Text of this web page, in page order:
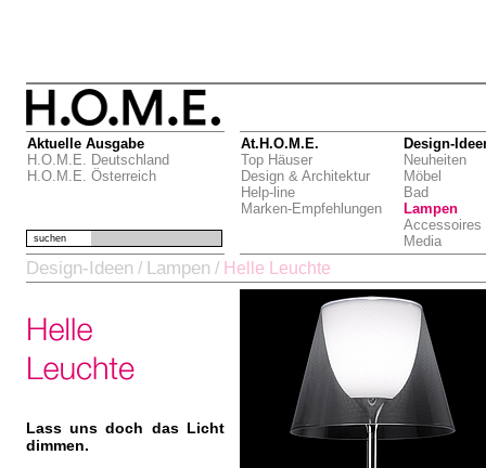
Aktuelle Ausgabe
H.O.M.E. Deutschland
H.O.M.E. Österreich
At.H.O.M.E.
Top Häuser
Design & Architektur
Help-line
Marken-Empfehlungen
Design-
Neuheiten
Möbel
Bad
Lampen
Accessoires
Media
suchen
Design-Ideen / Lampen / Helle Leuchte
Lass uns doch das Licht
dimmen.